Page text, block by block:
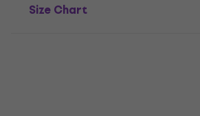
Size Chart